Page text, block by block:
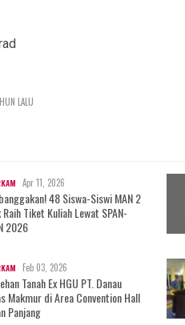
LALU
Apr 11, 2026
48 Siswa-Siswi MAN 2
Raih Tiket Kuliah Lewat SPAN-
2026
Feb 03, 2026
Tanah Ex HGU PT. Danau
Makmur di Area Convention Hall
Panjang